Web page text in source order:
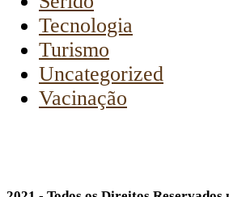
Tecnologia
Turismo
Uncategorized
Vacinação